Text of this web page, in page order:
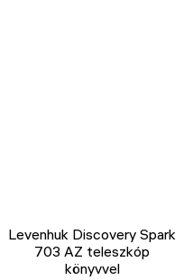
Levenhuk Discovery Spark
703 AZ teleszkóp
könyvvel